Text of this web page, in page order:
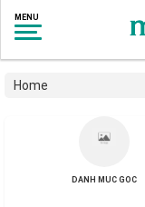
Home
DANH MUC GOC